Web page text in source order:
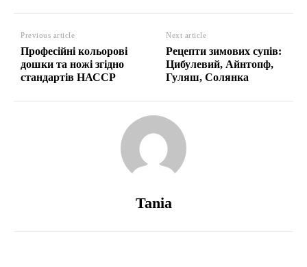
Previous article
Професійні кольорові
дошки та ножі згідно
стандартів НАССР
Next article
Рецепти зимових супів:
Цибулевий, Айнтопф,
Гуляш, Солянка
Tania